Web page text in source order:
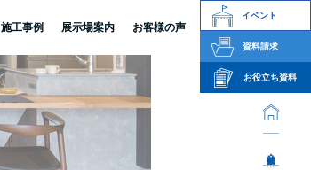
施工事例 展示場案内 お客様の声
イベント
資料請求
お役立ち資料